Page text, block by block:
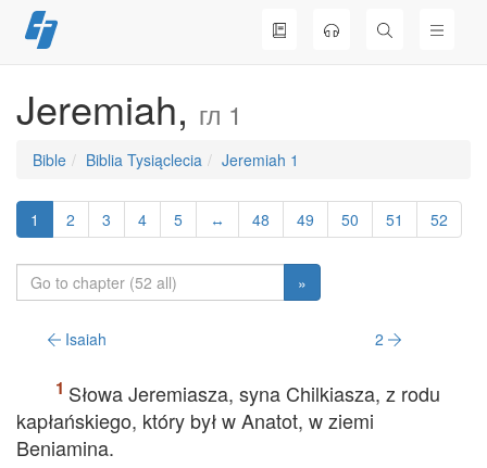
Skip
to
Jeremiah, гл 1
Bible Biblia Tysiąclecia Jeremiah 1
1 2 3 4 5 ↔ 48 49 50 51 52
»
Isaiah 2
Słowa Jeremiasza, syna Chilkiasza, z rodu
kapłańskiego, który był w Anatot, w ziemi
Beniamina.